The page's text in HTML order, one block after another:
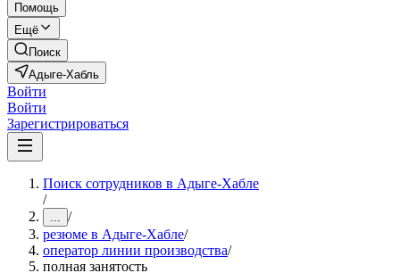
Помощь
Ещё
Поиск
Адыге-Хабль
Войти
Войти
Зарегистрироваться
Поиск сотрудников в Адыге-Хабле
/
... /
резюме в Адыге-Хабле/
оператор линии производства/
полная занятость